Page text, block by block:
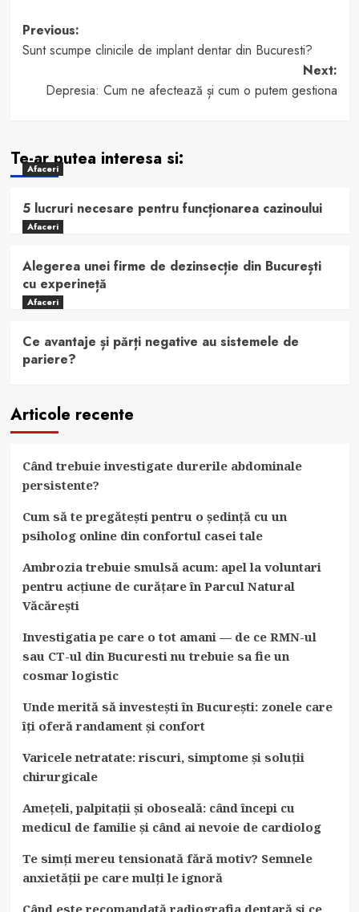
Post
navigation
Previous:
Sunt scumpe clinicile de implant dentar din Bucuresti?
Next:
Depresia: Cum ne afectează și cum o putem gestiona
Te-ar putea interesa si:
Afaceri
5 lucruri necesare pentru funcționarea cazinoului
Afaceri
Alegerea unei firme de dezinsecție din București
cu experineță
Afaceri
Ce avantaje și părți negative au sistemele de
pariere?
Articole recente
Când trebuie investigate durerile abdominale
persistente?
Cum să te pregătești pentru o ședință cu un
psiholog online din confortul casei tale
Ambrozia trebuie smulsă acum: apel la voluntari
pentru acțiune de curățare în Parcul Natural
Văcărești
Investigatia pe care o tot amani — de ce RMN-ul
sau CT-ul din Bucuresti nu trebuie sa fie un
cosmar logistic
Unde merită să investești în București: zonele care
îți oferă randament și confort
Varicele netratate: riscuri, simptome și soluții
chirurgicale
Amețeli, palpitații și oboseală: când începi cu
medicul de familie și când ai nevoie de cardiolog
Te simți mereu tensionată fără motiv? Semnele
anxietății pe care mulți le ignoră
Când este recomandată radiografia dentară și ce